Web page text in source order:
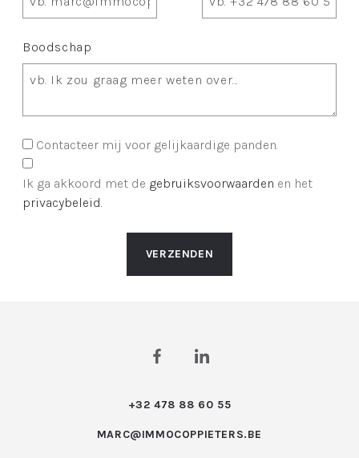
Boodschap
Contacteer mij voor gelijkaardige panden.
Ik ga akkoord met de gebruiksvoorwaarden en het
privacybeleid.
VERZENDEN
+32 478 88 60 55
MARC@IMMOCOPPIETERS.BE